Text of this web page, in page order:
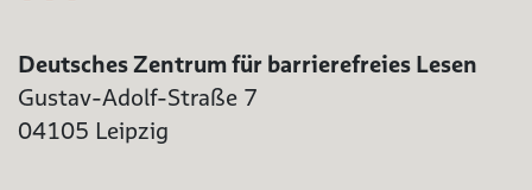
Deutsches Zentrum für barrierefreies Lesen
Gustav-Adolf-Straße 7
04105 Leipzig